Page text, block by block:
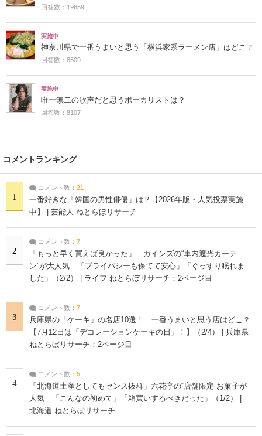
回答数：19659
実施中
神奈川県で一番うまいと思う「横浜家系ラーメン店」はどこ？
回答数：8509
実施中
唯一無二の歌声だと思うボーカリストは？
回答数：8107
コメントランキング
1
コメント数： 21
一番好きな「韓国の男性俳優」は？【2026年版・人気投票実施
中】 | 芸能人 ねとらぼリサーチ
2
コメント数： 7
「もっと早く買えば良かった」 カインズの“車内遮光カーテ
ン”が大人気 「プライバシーも保てて安心」「ぐっすり眠れま
した」（2/2） | ライフ ねとらぼリサーチ：2ページ目
3
コメント数： 7
兵庫県の「ケーキ」の名店10選！ 一番うまいと思う店はどこ？
【7月12日は「デコレーションケーキの日」！】（2/4） | 兵庫県
ねとらぼリサーチ：2ページ目
4
コメント数： 5
「北海道土産としてもセンス抜群」六花亭の“店舗限定”お菓子が
人気 「こんなの初めて」「箱買いするべきだった」（1/2） |
北海道 ねとらぼリサーチ